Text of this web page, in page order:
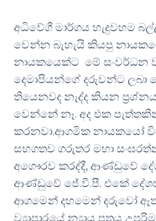
​අධිවේගී මාර්ගය හැදුවහම
වෙන්න බැහැයි කියපු
නායකයෙක්ට මේ සංවර්ධන
දෙමාපියන්ගේ දරුවන්ට ලබා
තියෙනවද නැද්ද කියන
වෙන්නේ නෑ. අද එක
කරනවා.ආගමික නායකයෝ
සහගතව ගරුතර මහා
අගෞරව කරද්දී, ආණ්ඩුවේ
ආණ්ඩුවේ ජේ.වී.පී. එකේ
ආගමෙන් දහමෙන් දරුවෝ
ව්‍යාපාරයේ න්‍යාය පත්‍රය